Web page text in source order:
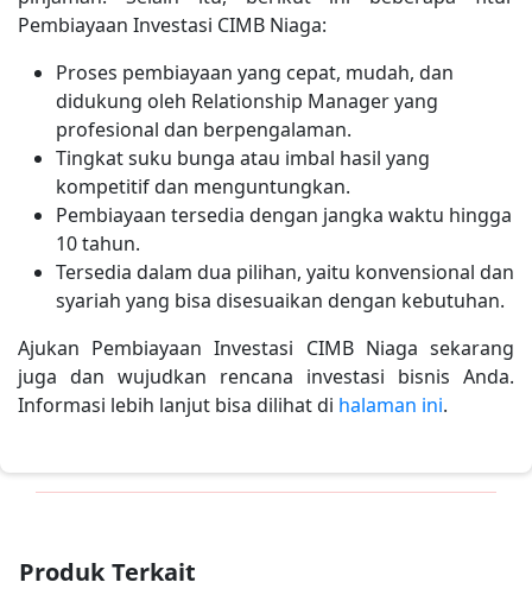
Pembiayaan Investasi CIMB Niaga:
Proses pembiayaan yang cepat, mudah, dan
didukung oleh Relationship Manager yang
profesional dan berpengalaman.
Tingkat suku bunga atau imbal hasil yang
kompetitif dan menguntungkan.
Pembiayaan tersedia dengan jangka waktu hingga
10 tahun.
Tersedia dalam dua pilihan, yaitu konvensional dan
syariah yang bisa disesuaikan dengan kebutuhan.
Ajukan Pembiayaan Investasi CIMB Niaga sekarang
juga dan wujudkan rencana investasi bisnis Anda.
Informasi lebih lanjut bisa dilihat di halaman ini.
Produk Terkait